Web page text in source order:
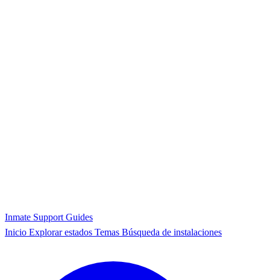
Inmate Support Guides
Inicio Explorar estados Temas Búsqueda de instalaciones